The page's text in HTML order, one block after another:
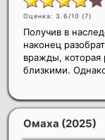
Оценка: 3.6/10 (7)
Получив в
наконец
вражды,
близкими.
Омаха (2025)